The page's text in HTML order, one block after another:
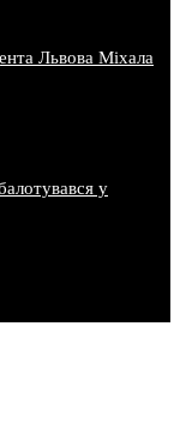
Львова Міхала
у